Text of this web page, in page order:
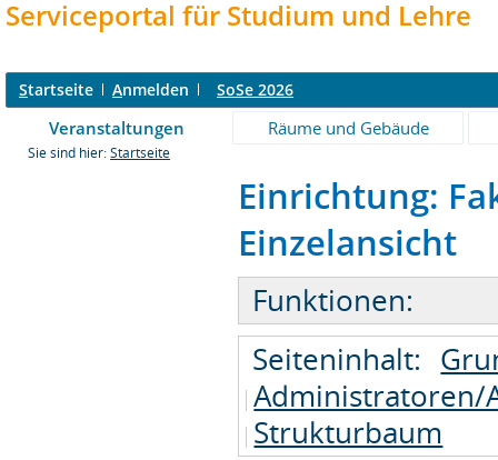
Serviceportal für Studium und Lehre
Startseite Anmelden SoSe 2026
Veranstaltungen Räume und Gebäude
Sie sind hier: Startseite
Einrichtung:
Einzelansicht
Funktionen:
Seiteninhalt:
Strukturbaum